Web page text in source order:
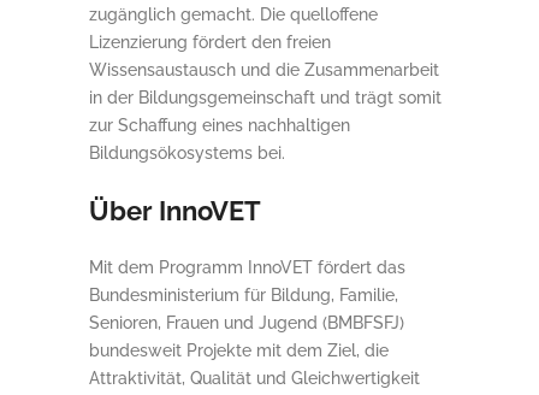
zugänglich gemacht. Die quelloffene
Lizenzierung fördert den freien
Wissensaustausch und die Zusammenarbeit
in der Bildungsgemeinschaft und trägt somit
zur Schaffung eines nachhaltigen
Bildungsökosystems bei.
Über InnoVET
Mit dem Programm InnoVET fördert das
Bundesministerium für Bildung, Familie,
Senioren, Frauen und Jugend (BMBFSFJ)
bundesweit Projekte mit dem Ziel, die
Attraktivität, Qualität und Gleichwertigkeit